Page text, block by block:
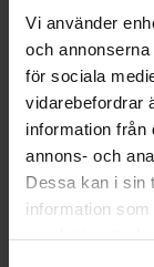
Vi använder
och
för sociala
vidarebefordrar
information från
annons- och
Dessa kan i sin
information